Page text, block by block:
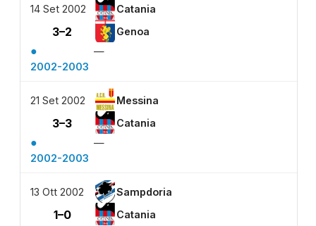
14 Set 2002 Catania
3–2 Genoa
●
—
2002-2003
21 Set 2002 Messina
3–3 Catania
●
—
2002-2003
13 Ott 2002 Sampdoria
1–0 Catania